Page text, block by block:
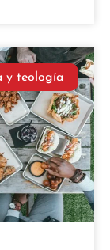
y teología